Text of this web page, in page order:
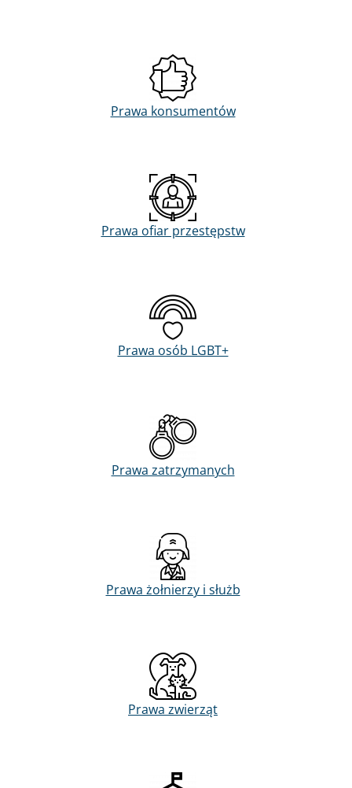
Prawa konsumentów
Prawa ofiar przestępstw
Prawa osób LGBT+
Prawa zatrzymanych
Prawa żołnierzy i służb
Prawa zwierząt